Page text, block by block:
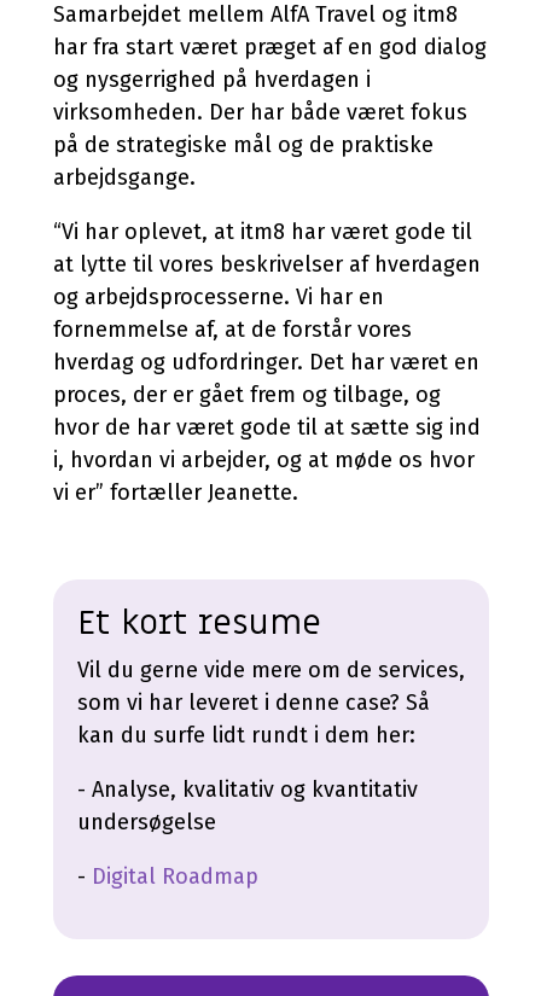
Samarbejdet mellem AlfA Travel og itm8
har fra start været præget af en god dialog
og nysgerrighed på hverdagen i
virksomheden. Der har både været fokus
på de strategiske mål og de praktiske
arbejdsgange.
“Vi har oplevet, at itm8 har været gode til
at lytte til vores beskrivelser af hverdagen
og arbejdsprocesserne. Vi har en
fornemmelse af, at de forstår vores
hverdag og udfordringer. Det har været en
proces, der er gået frem og tilbage, og
hvor de har været gode til at sætte sig ind
i, hvordan vi arbejder, og at møde os hvor
vi er” fortæller Jeanette.
Et kort resume
Vil du gerne vide mere om de services,
som vi har leveret i denne case? Så
kan du surfe lidt rundt i dem her:
- Analyse, kvalitativ og kvantitativ
undersøgelse
- Digital Roadmap